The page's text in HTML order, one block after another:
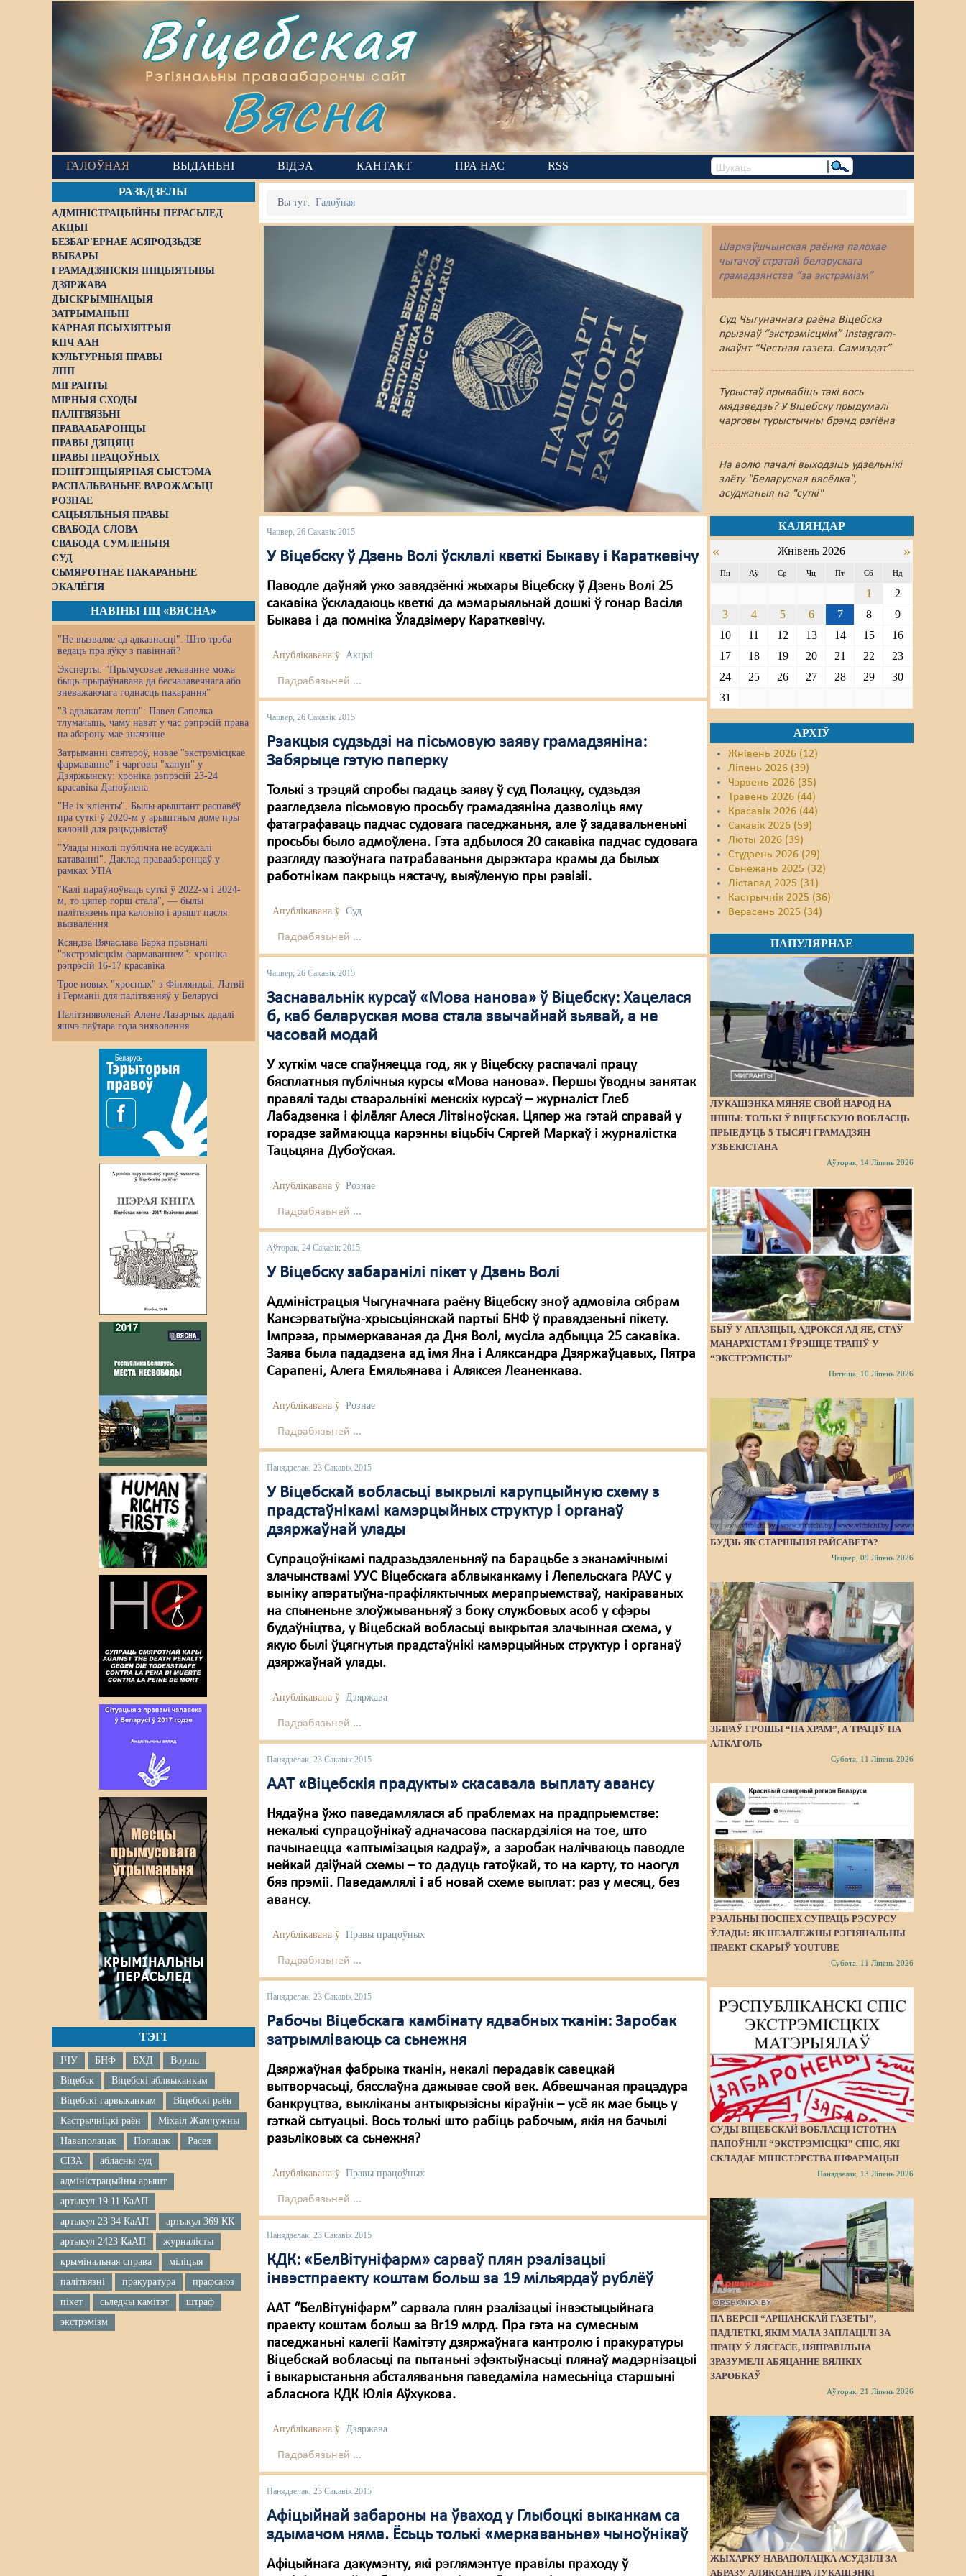
Віцебская
Рэгіянальны праваабарончы сайт
Вясна
ГАЛОЎНАЯ ВЫДАНЬНІ ВІДЭА КАНТАКТ ПРА НАС RSS
РАЗЬДЗЕЛЫ
АДМІНІСТРАЦЫЙНЫ ПЕРАСЬЛЕД
АКЦЫІ
БЕЗБАР'ЕРНАЕ АСЯРОДЗЬДЗЕ
ВЫБАРЫ
ГРАМАДЗЯНСКІЯ ІНІЦЫЯТЫВЫ
ДЗЯРЖАВА
ДЫСКРЫМІНАЦЫЯ
ЗАТРЫМАНЬНІ
КАРНАЯ ПСЫХІЯТРЫЯ
КПЧ ААН
КУЛЬТУРНЫЯ ПРАВЫ
ЛПП
МІГРАНТЫ
МІРНЫЯ СХОДЫ
ПАЛІТВЯЗЬНІ
ПРАВААБАРОНЦЫ
ПРАВЫ ДЗІЦЯЦІ
ПРАВЫ ПРАЦОЎНЫХ
ПЭНІТЭНЦЫЯРНАЯ СЫСТЭМА
РАСПАЛЬВАНЬНЕ ВАРОЖАСЬЦІ
РОЗНАЕ
САЦЫЯЛЬНЫЯ ПРАВЫ
СВАБОДА СЛОВА
СВАБОДА СУМЛЕНЬНЯ
СУД
СЬМЯРОТНАЕ ПАКАРАНЬНЕ
ЭКАЛЁГІЯ
НАВІНЫ ПЦ «ВЯСНА»
"Не вызваляе ад адказнасці". Што трэба
ведаць пра яўку з павіннай?
Эксперты: "Прымусовае лекаванне можа
быць прыраўнавана да бесчалавечнага або
зневажаючага годнасць пакарання"
"З адвакатам лепш": Павел Сапелка
тлумачыць, чаму нават у час рэпрэсій права
на абарону мае значэнне
Затрыманні святароў, новае "экстрэмісцкае
фармаванне" і чарговы "хапун" у
Дзяржынску: хроніка рэпрэсій 23-24
красавіка Дапоўнена
"Не іх кліенты". Былы арыштант распавёў
пра суткі ў 2020-м у арыштным доме пры
калоніі для рэцыдывістаў
"Улады ніколі публічна не асуджалі
катаванні". Даклад праваабаронцаў у
рамках УПА
"Калі параўноўваць суткі ў 2022-м і 2024-
м, то цяпер горш стала", — былы
палітвязень пра калонію і арышт пасля
вызвалення
Ксяндза Вячаслава Барка прызналі
"экстрэмісцкім фармаваннем": хроніка
рэпрэсій 16-17 красавіка
Трое новых "хросных" з Фінляндыі, Латвіі
і Германіі для палітвязняў у Беларусі
Палітзняволенай Алене Лазарчык дадалі
яшчэ паўтара года зняволення
ТЭГІ
ІЧУ БНФ БХД
Ворша
Віцебск
Віцебскі аблвыканкам
Віцебскі гарвыканкам
Віцебскі раён
Кастрычніцкі раён
Міхаіл Жамчужны
Наваполацак
Полацак
Расея
СІЗА
абласны суд
адміністрацыйны арышт
артыкул 19 11 КаАП
артыкул 23 34 КаАП
артыкул 369 КК
артыкул 2423 КаАП
журналісты
крымінальная справа
міліцыя
палітвязні
пракуратура
прафсаюз
пікет
сьледчы камітэт
штраф
экстрэмізм
Вы тут:Галоўная
Шаркаўшчынская раёнка палохае
чытачоў стратай беларускага
грамадзянства “за экстрэмізм”
Суд Чыгуначнага раёна Віцебска
прызнаў “экстрэмісцкім” Instagram-
акаўнт “Честная газета. Самиздат”
Турыстаў прывабіць такі вось
мядзведзь? У Віцебску прыдумалі
чарговы турыстычны брэнд рэгіёна
На волю пачалі выходзіць удзельнікі
злёту "Беларуская вясёлка",
асуджаныя на "суткі"
Чацвер, 26 Сакавік 2015
У Віцебску ў Дзень Волі ўсклалі кветкі Быкаву і Караткевічу
Паводле даўняй ужо завядзёнкі жыхары Віцебску ў Дзень Волі 25
сакавіка ўскладаюць кветкі да мэмарыяльнай дошкі ў гонар Васіля
Быкава і да помніка Ўладзімеру Караткевічу.
Апублікавана ў Акцыі
Падрабязьней ...
Чацвер, 26 Сакавік 2015
Рэакцыя судзьдзі на пісьмовую заяву грамадзяніна:
Забярыце гэтую паперку
Толькі з трэцяй спробы падаць заяву ў суд Полацку, судзьдзя
разгледзела пісьмовую просьбу грамадзяніна дазволіць яму
фатаграфаваць падчас судовага паседжаньня, але ў задавальненьні
просьбы было адмоўлена. Гэта адбылося 20 сакавіка падчас судовага
разгляду пазоўнага патрабаваньня дырэктара крамы да былых
работнікам пакрыць нястачу, выяўленую пры рэвізіі.
Апублікавана ў Суд
Падрабязьней ...
Чацвер, 26 Сакавік 2015
Заснавальнік курсаў «Мова нанова» ў Віцебску: Хацелася
б, каб беларуская мова стала звычайнай зьявай, а не
часовай модай
У хуткім часе спаўняецца год, як у Віцебску распачалі працу
бясплатныя публічныя курсы «Мова нанова». Першы ўводны занятак
правялі тады стваральнікі менскіх курсаў – журналіст Глеб
Лабадзенка і філёляг Алеся Літвіноўская. Цяпер жа гэтай справай у
горадзе займаюцца карэнны віцьбіч Сяргей Маркаў і журналістка
Тацьцяна Дубоўская.
Апублікавана ў Рознае
Падрабязьней ...
Аўторак, 24 Сакавік 2015
У Віцебску забаранілі пікет у Дзень Волі
Адміністрацыя Чыгуначнага раёну Віцебску зноў адмовіла сябрам
Кансэрватыўна-хрысьціянскай партыі БНФ ў правядзеньні пікету.
Імпрэза, прымеркаваная да Дня Волі, мусіла адбыцца 25 сакавіка.
Заява была пададзена ад імя Яна і Аляксандра Дзяржаўцавых, Пятра
Сарапені, Алега Емяльянава і Аляксея Леаненкава.
Апублікавана ў Рознае
Падрабязьней ...
Панядзелак, 23 Сакавік 2015
У Віцебскай вобласьці выкрылі карупцыйную схему з
прадстаўнікамі камэрцыйных структур і органаў
дзяржаўнай улады
Супрацоўнікамі падразьдзяленьняў па барацьбе з эканамічнымі
злачынствамі УУС Віцебскага аблвыканкаму і Лепельскага РАУС у
выніку апэратыўна-прафіляктычных мерапрыемстваў, накіраваных
на спыненьне злоўжываньняў з боку службовых асоб у сфэры
будаўніцтва, у Віцебскай вобласьці выкрытая злачынная схема, у
якую былі ўцягнутыя прадстаўнікі камэрцыйных структур і органаў
дзяржаўнай улады.
Апублікавана ў Дзяржава
Падрабязьней ...
Панядзелак, 23 Сакавік 2015
ААТ «Віцебскія прадукты» скасавала выплату авансу
Нядаўна ўжо паведамлялася аб праблемах на прадпрыемстве:
некалькі супрацоўнікаў адначасова паскардзіліся на тое, што
пачынаецца «аптымізацыя кадраў», а заробак налічваюць паводле
нейкай дзіўнай схемы – то дадуць гатоўкай, то на карту, то наогул
бяз прэміі. Паведамлялі і аб новай схеме выплат: раз у месяц, без
авансу.
Апублікавана ў Правы працоўных
Падрабязьней ...
Панядзелак, 23 Сакавік 2015
Рабочы Віцебскага камбінату ядвабных тканін: Заробак
затрымліваюць са сьнежня
Дзяржаўная фабрыка тканін, некалі перадавік савецкай
вытворчасьці, бясслаўна дажывае свой век. Абвешчаная працэдура
банкруцтва, выкліканы антыкрызісны кіраўнік – усё як мае быць у
гэткай сытуацыі. Вось толькі што рабіць рабочым, якія ня бачылі
разьліковых са сьнежня?
Апублікавана ў Правы працоўных
Падрабязьней ...
Панядзелак, 23 Сакавік 2015
КДК: «БелВітуніфарм» сарваў плян рэалізацыі
інвэстпраекту коштам больш за 19 мільярдаў рублёў
ААТ “БелВітуніфарм” сарвала плян рэалізацыі інвэстыцыйнага
праекту коштам больш за Br19 млрд. Пра гэта на сумесным
паседжаньні калегіі Камітэту дзяржаўнага кантролю і пракуратуры
Віцебскай вобласьці па пытаньні эфэктыўнасьці плянаў мадэрнізацыі
і выкарыстаньня абсталяваньня паведаміла намесьніца старшыні
абласнога КДК Юлія Аўхукова.
Апублікавана ў Дзяржава
Падрабязьней ...
Панядзелак, 23 Сакавік 2015
Афіцыйнай забароны на ўваход у Глыбоцкі выканкам са
здымачом няма. Ёсьць толькі «меркаваньне» чыноўнікаў
Афіцыйнага дакумэнту, які рэглямэнтуе правілы праходу ў
КАЛЯНДАР
« Жнівень 2026 »
Пн Аў Ср Чц Пт Сб Нд
1
2
3
4 5 6 7 8
9
10
11 12 13 14 15
16
17
18 19 20 21 22
23
24
25 26 27 28 29
30
31
АРХІЎ
Жнівень 2026 (12)
Ліпень 2026 (39)
Чэрвень 2026 (35)
Травень 2026 (44)
Красавік 2026 (44)
Сакавік 2026 (59)
Люты 2026 (39)
Студзень 2026 (29)
Сьнежань 2025 (32)
Лістапад 2025 (31)
Кастрычнік 2025 (36)
Верасень 2025 (34)
ПАПУЛЯРНАЕ
ЛУКАШЭНКА МЯНЯЕ СВОЙ НАРОД НА
ІНШЫ: ТОЛЬКІ Ў ВІЦЕБСКУЮ ВОБЛАСЦЬ
ПРЫЕДУЦЬ 5 ТЫСЯЧ ГРАМАДЗЯН
УЗБЕКІСТАНА
Аўторак, 14 Ліпень 2026
БЫЎ У АПАЗІЦЫІ, АДРОКСЯ АД ЯЕ, СТАЎ
МАНАРХІСТАМ І ЎРЭШЦЕ ТРАПІЎ У
“ЭКСТРЭМІСТЫ”
Пятніца, 10 Ліпень 2026
БУДЗЬ ЯК СТАРШЫНЯ РАЙСАВЕТА?
Чацвер, 09 Ліпень 2026
ЗБІРАЎ ГРОШЫ “НА ХРАМ”, А ТРАЦІЎ НА
АЛКАГОЛЬ
Субота, 11 Ліпень 2026
РЭАЛЬНЫ ПОСПЕХ СУПРАЦЬ РЭСУРСУ
ЎЛАДЫ: ЯК НЕЗАЛЕЖНЫ РЭГІЯНАЛЬНЫ
ПРАЕКТ СКАРЫЎ YOUTUBE
Субота, 11 Ліпень 2026
СУДЫ ВІЦЕБСКАЙ ВОБЛАСЦІ ІСТОТНА
ПАПОЎНІЛІ “ЭКСТРЭМІСЦКІ” СПІС, ЯКІ
СКЛАДАЕ МІНІСТЭРСТВА ІНФАРМАЦЫІ
Панядзелак, 13 Ліпень 2026
ПА ВЕРСІІ “АРШАНСКАЙ ГАЗЕТЫ”,
ПАДЛЕТКІ, ЯКІМ МАЛА ЗАПЛАЦІЛІ ЗА
ПРАЦУ Ў ЛЯСГАСЕ, НЯПРАВІЛЬНА
ЗРАЗУМЕЛІ АБЯЦАННЕ ВЯЛІКІХ
ЗАРОБКАЎ
Аўторак, 21 Ліпень 2026
ЖЫХАРКУ НАВАПОЛАЦКА АСУДЗІЛІ ЗА
АБРАЗУ АЛЯКСАНДРА ЛУКАШЭНКІ